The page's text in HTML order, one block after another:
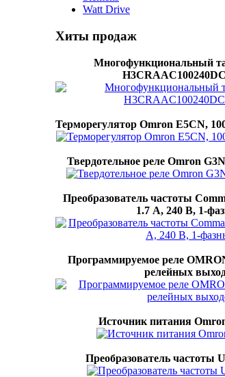
Watt Drive
Хиты продаж
Многофункциональный
Терморегулятор Omron E5CN,
Твердотельное реле Omron
Преобразователь частоты
1.7 А, 240 В, 1-
Программируемое реле
релейных
Источник питания
Преобразователь частоты